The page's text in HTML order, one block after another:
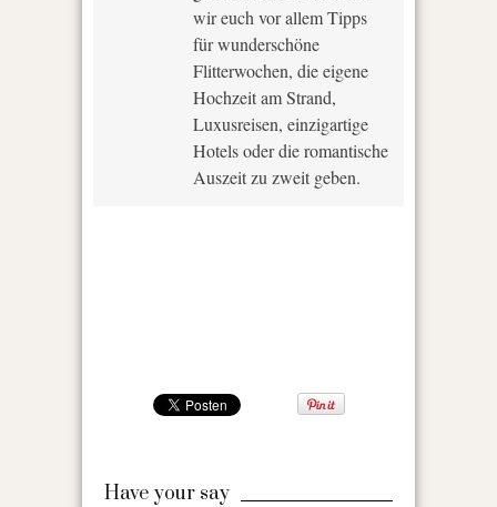
wir euch vor allem Tipps
für wunderschöne
Flitterwochen, die eigene
Hochzeit am Strand,
Luxusreisen, einzigartige
Hotels oder die romantische
Auszeit zu zweit geben.
Have your say